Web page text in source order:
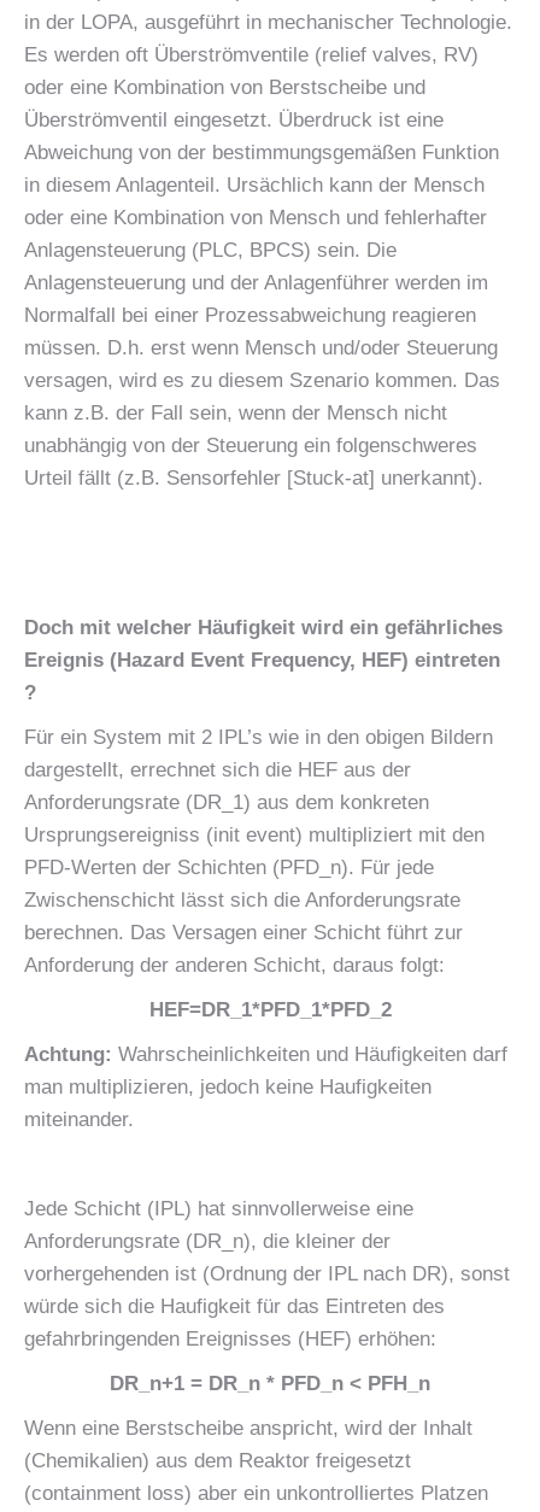
in der LOPA, ausgeführt in mechanischer Technologie.
Es werden oft Überströmventile (relief valves, RV)
oder eine Kombination von Berstscheibe und
Überströmventil eingesetzt. Überdruck ist eine
Abweichung von der bestimmungsgemäßen Funktion
in diesem Anlagenteil. Ursächlich kann der Mensch
oder eine Kombination von Mensch und fehlerhafter
Anlagensteuerung (PLC, BPCS) sein. Die
Anlagensteuerung und der Anlagenführer werden im
Normalfall bei einer Prozessabweichung reagieren
müssen. D.h. erst wenn Mensch und/oder Steuerung
versagen, wird es zu diesem Szenario kommen. Das
kann z.B. der Fall sein, wenn der Mensch nicht
unabhängig von der Steuerung ein folgenschweres
Urteil fällt (z.B. Sensorfehler [Stuck-at] unerkannt).
Doch mit welcher Häufigkeit wird ein gefährliches
Ereignis (Hazard Event Frequency, HEF) eintreten
?
Für ein System mit 2 IPL’s wie in den obigen Bildern
dargestellt, errechnet sich die HEF aus der
Anforderungsrate (DR_1) aus dem konkreten
Ursprungsereigniss (init event) multipliziert mit den
PFD-Werten der Schichten (PFD_n). Für jede
Zwischenschicht lässt sich die Anforderungsrate
berechnen. Das Versagen einer Schicht führt zur
Anforderung der anderen Schicht, daraus folgt:
HEF=DR_1*PFD_1*PFD_2
Achtung: Wahrscheinlichkeiten und Häufigkeiten darf
man multiplizieren, jedoch keine Haufigkeiten
miteinander.
Jede Schicht (IPL) hat sinnvollerweise eine
Anforderungsrate (DR_n), die kleiner der
vorhergehenden ist (Ordnung der IPL nach DR), sonst
würde sich die Haufigkeit für das Eintreten des
gefahrbringenden Ereignisses (HEF) erhöhen:
DR_n+1 = DR_n * PFD_n < PFH_n
Wenn eine Berstscheibe anspricht, wird der Inhalt
(Chemikalien) aus dem Reaktor freigesetzt
(containment loss) aber ein unkontrolliertes Platzen